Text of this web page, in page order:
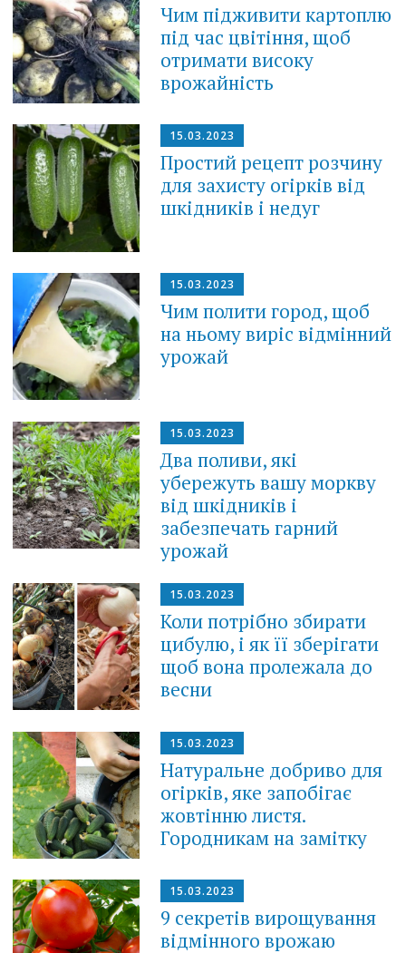
Чим підживити картоплю
під час цвітіння, щоб
отримати високу
врожайність
15.03.2023
Простий рецепт розчину
для захисту огірків від
шкідників і недуг
15.03.2023
Чим полити город, щоб
на ньому виріс відмінний
урожай
15.03.2023
Два поливи, які
убережуть вашу моркву
від шкідників і
забезпечать гарний
урожай
15.03.2023
Коли потрібно збирати
цибулю, і як її зберігати
щоб вона пролежала до
весни
15.03.2023
Натуральне добриво для
огірків, яке запобігає
жовтінню листя.
Городникам на замітку
15.03.2023
9 секретів вирощування
відмінного врожаю